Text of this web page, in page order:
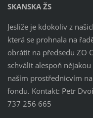
SKANSKA ŽS
Jesliže je kdokoliv z
která se prohnala na
obrátit na předsedu ZO
schválit alespoň
naším prostřednicvím
fondu. Kontakt: Petr
737 256 665